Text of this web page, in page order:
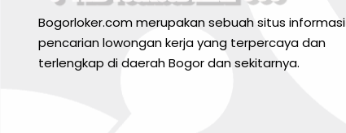
Bogorloker.com merupakan sebuah situs informasi
pencarian lowongan kerja yang terpercaya dan
terlengkap di daerah Bogor dan sekitarnya.